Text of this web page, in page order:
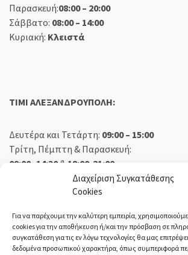
Διαχείριση Συγκατάθεσης
Cookies
Για να παρέχουμε την καλύτερη εμπειρία,
cookies για την αποθήκευση ή/και την πρόσβαση σε
συγκατάθεση για τις εν λόγω τεχνολογίες θα μας
δεδομένα προσωπικού χαρακτήρα, όπως συμπεριφορά
Παρασκευή:08:00 – 20:00
Σάββατο: 08:00 – 14:00
Κυριακή: Κλειστά
TIMI ΑΛΕΞΑΝΔΡΟΥΠΟΛΗ:
Δευτέρα και Τετάρτη: 09:00 – 15:00
Τρίτη, Πέμπτη & Παρασκευή:
09:00 -14:30 & 18:00-21:00
09:00 – 14:30
Κλειστά